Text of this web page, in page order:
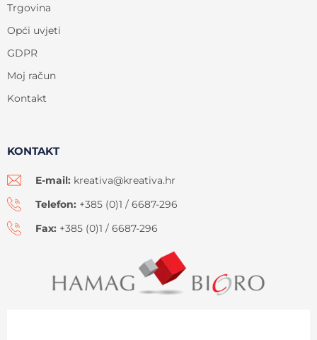
Trgovina
Opći uvjeti
GDPR
Moj račun
Kontakt
KONTAKT
E-mail: kreativa@kreativa.hr
Telefon: +385 (0)1 / 6687-296
Fax: +385 (0)1 / 6687-296